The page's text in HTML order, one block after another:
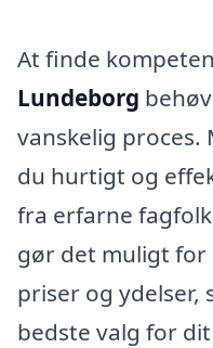
At finde
Lundeborg
vanskelig proces.
du hurtigt og
fra erfarne
gør det muligt for
priser og
bedste valg for